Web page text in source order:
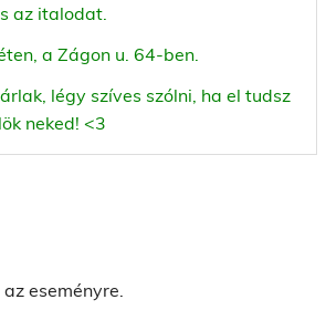
az italodat.
a Zágon u. 64-ben.
légy szíves szólni, ha el tudsz
neked! <3
az eseményre.